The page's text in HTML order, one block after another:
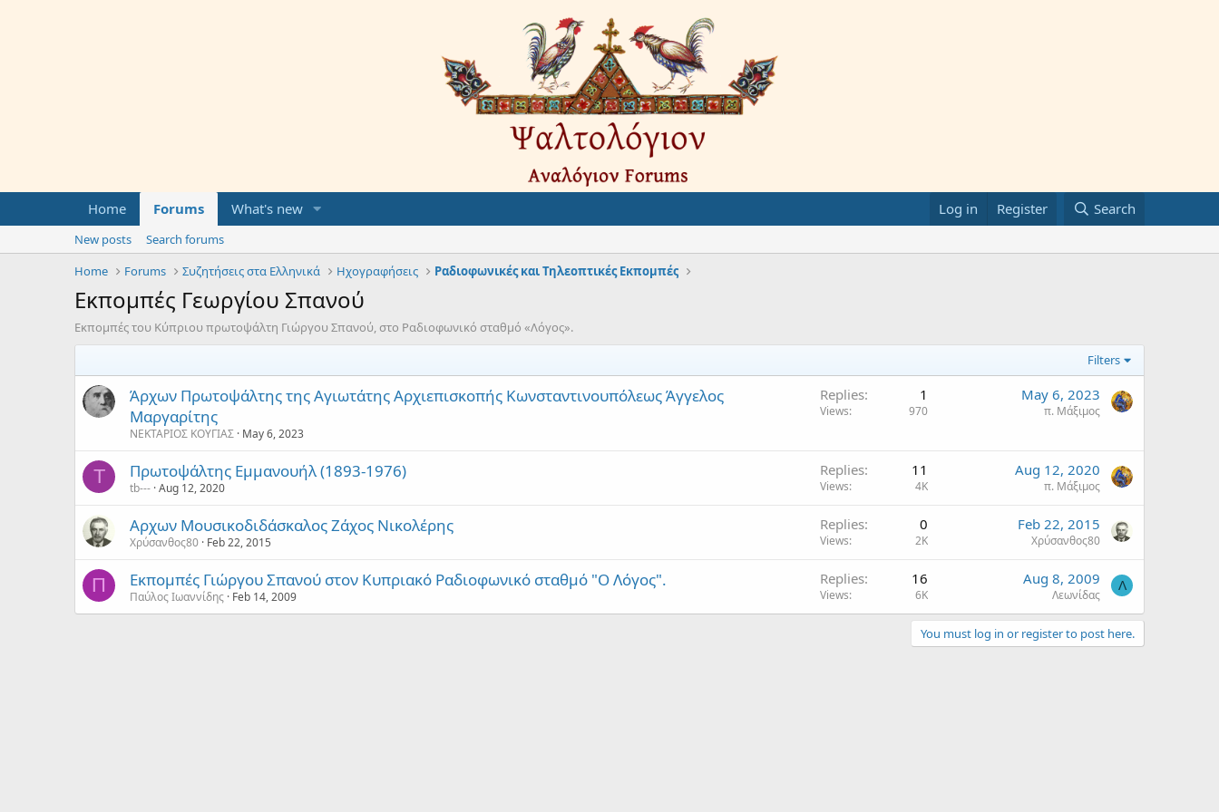
Home Forums What's new Log in Register Search
New posts
Search forums
Home
Forums Συζητήσεις στα Ελληνικά Ηχογραφήσεις Ραδιοφωνικές και Τηλεοπτικές Εκπομπές
Εκπομπές Γεωργίου Σπανού
Εκπομπές του Κύπριου πρωτοψάλτη Γιώργου Σπανού, στο Ραδιοφωνικό σταθμό «Λόγος».
Filters
Άρχων Πρωτοψάλτης της Αγιωτάτης Αρχιεπισκοπής Κωνσταντινουπόλεως Άγγελος
Μαργαρίτης
ΝΕΚΤΑΡΙΟΣ ΚΟΥΓΙΑΣ May 6, 2023
Replies 1
Views 970
May 6, 2023
π. Μάξιμος
T Πρωτοψάλτης Εμμανουήλ (1893-1976)
tb--- Aug 12, 2020
Replies 11
Views 4K
Aug 12, 2020
π. Μάξιμος
Αρχων Μουσικοδιδάσκαλος Ζάχος Νικολέρης
Χρύσανθος80 Feb 22, 2015
Replies 0
Views 2K
Feb 22, 2015
Χρύσανθος80
Π Εκπομπές Γιώργου Σπανού στον Κυπριακό Ραδιοφωνικό σταθμό "Ο Λόγος".
Παύλος Ιωαννίδης Feb 14, 2009
Replies 16
Views 6K
Aug 8, 2009
Λεωνίδας
Λ
You must log in or register to post here.